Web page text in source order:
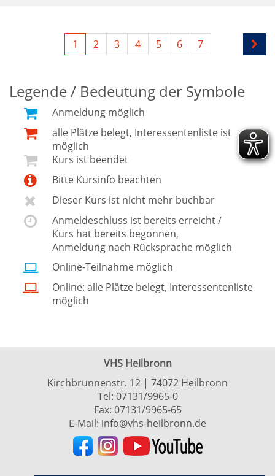
1 2 3 4 5 6 7
Legende / Bedeutung der Symbole
Anmeldung möglich
alle Plätze belegt, Interessentenliste ist
möglich
Kurs ist beendet
Bitte Kursinfo beachten
Dieser Kurs ist nicht mehr buchbar
Anmeldeschluss ist bereits erreicht /
Kurs hat bereits begonnen,
Anmeldung nach Rücksprache möglich
Online-Teilnahme möglich
Online: alle Plätze belegt, Interessentenliste
möglich
VHS Heilbronn
Kirchbrunnenstr. 12 | 74072 Heilbronn
Tel: 07131/9965-0
Fax: 07131/9965-65
E-Mail: info@vhs-heilbronn.de